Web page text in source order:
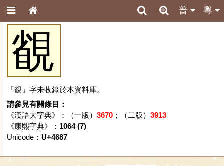
粵
普
䚇
「䚇」字未收錄於本資料庫。
請參見有關條目：
《漢語大字典》：（一版） 3670；（二版） 3913
《康熙字典》： 1064 (7)
Unicode： U+4687